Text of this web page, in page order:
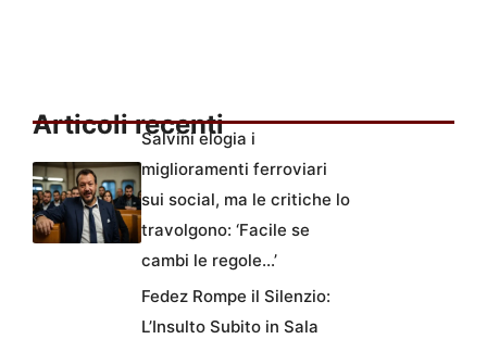
Articoli recenti
Salvini elogia i
miglioramenti ferroviari
sui social, ma le critiche lo
travolgono: ‘Facile se
cambi le regole…’
Fedez Rompe il Silenzio:
L’Insulto Subito in Sala